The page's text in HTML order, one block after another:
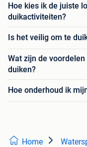
Hoe kies ik de juiste
duikactiviteiten?
Is het veilig om te
Wat zijn de
duiken?
Hoe onderhoud ik
Home